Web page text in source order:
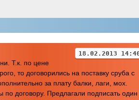
18.02.2013
Т.к. по цене
то договорились на поставку сруба с
за плату балки, лаги, мох.
договору. Предлагали подписать один